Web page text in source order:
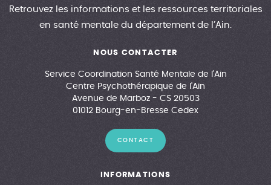
Retrouvez les informations et les ressources territoriales
en santé mentale du département de l’Ain.
NOUS CONTACTER
Service Coordination Santé Mentale de l'Ain
Centre Psychothérapique de l'Ain
Avenue de Marboz - CS 20503
01012 Bourg-en-Bresse Cedex
CONTACT
INFORMATIONS